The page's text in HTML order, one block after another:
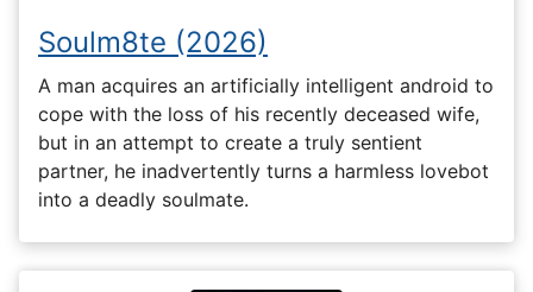
Soulm8te (2026)
A man acquires an artificially intelligent android to
cope with the loss of his recently deceased wife,
but in an attempt to create a truly sentient
partner, he inadvertently turns a harmless lovebot
into a deadly soulmate.